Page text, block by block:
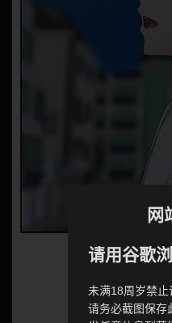
网
请用谷歌
未满18周岁禁止
请务必截图保存